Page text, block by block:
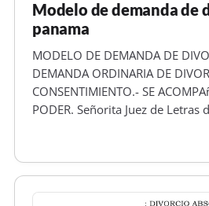
Modelo de demanda de
panama
MODELO DE DEMANDA DE
DEMANDA ORDINARIA DE
CONSENTIMIENTO.- SE
PODER. Señorita Juez de
hondureño, animador, con
0101-2025-00872 y de este